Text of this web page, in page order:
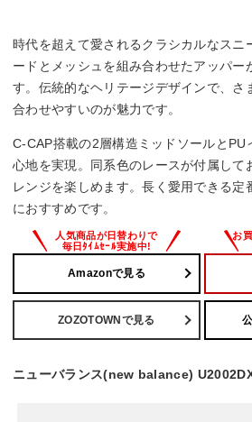
時代を超えて愛されるクラシカルなスニ
ードとメッシュを組み合わせたアッパー
す。伝統的なヘリテージデザインで、さ
合わせやすいのが魅力です。
C-CAP搭載の2層構造ミッドソールとPU
心地を実現。同系色のレースが付属して
レンジを楽しめます。長く愛用できる定
におすすめです。
Amazonで見る
ZOZOTOWNで見る
ニューバランス(new balance)